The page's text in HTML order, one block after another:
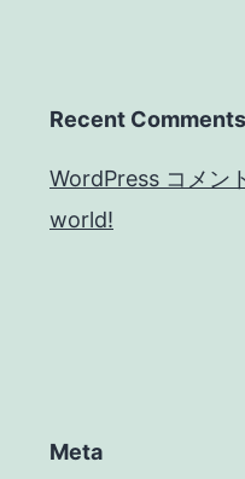
Recent Comments
WordPress コメン
world!
Meta